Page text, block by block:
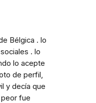
Bélgica . lo
. lo
lo acepte
de perfil,
y decía que
peor fue